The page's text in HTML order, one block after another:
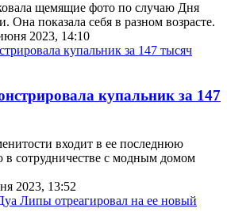
щемящие фото по случаю Дня
Она показала себя в разном возрасте.
2023, 14:10
купальник за 147
входит в ее последнюю
в сотрудничестве с модным домом
2023, 13:52